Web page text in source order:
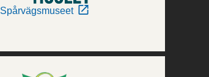
Spårvägsmuseet